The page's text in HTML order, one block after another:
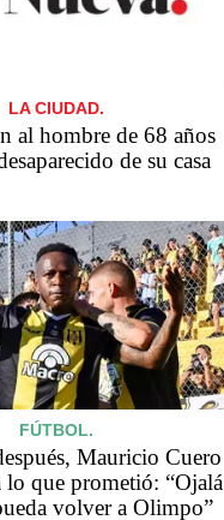
LA CIUDAD.
al hombre de 68 años
de su casa
FÚTBOL.
Mauricio Cuero
lo que prometió: “Ojalá
volver a Olimpo”